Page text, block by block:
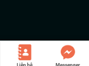
Messenger
Liên hệ